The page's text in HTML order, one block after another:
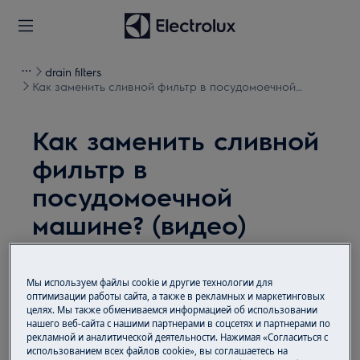
drain filters
Как заменить сливной фильтр в посудомоечной
Как заменить сливной
фильтр в
посудомоечной
машине? (видео)
Проблема:
Как поменять сливной фильтр в
посудомоечной машине?
Мы используем файлы cookie и другие технологии для
оптимизации работы сайта, а также в рекламных и маркетинговых
целях. Мы также обмениваемся информацией об использовании
нашего веб-сайта с нашими партнерами в соцсетях и партнерами по
рекламной и аналитической деятельности. Нажимая «Согласиться с
использованием всех файлов cookie», вы соглашаетесь на